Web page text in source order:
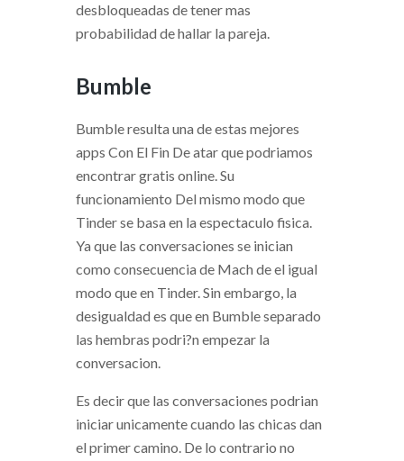
desbloqueadas de tener mas
probabilidad de hallar la pareja.
Bumble
Bumble resulta una de estas mejores
apps Con El Fin De atar que podri­amos
encontrar gratis online. Su
funcionamiento Del mismo modo que
Tinder se basa en la espectaculo fisica.
Ya que las conversaciones se inician
como consecuencia de Mach de el igual
modo que en Tinder. Sin embargo, la
desigualdad es que en Bumble separado
las hembras podri?n empezar la
conversacion.
Es decir que las conversaciones podri­an
iniciar unicamente cuando las chicas dan
el primer camino. De lo contrario no